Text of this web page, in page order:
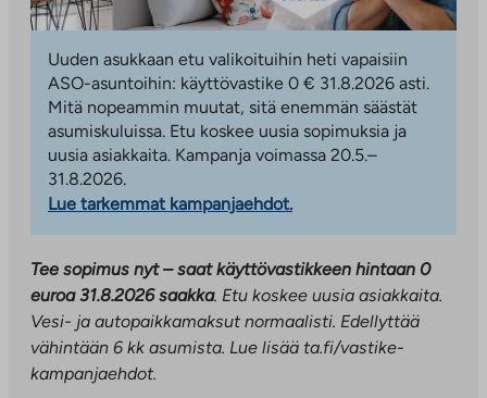
Uuden asukkaan etu valikoituihin heti vapaisiin
ASO-asuntoihin: käyttövastike 0 € 31.8.2026 asti.
Mitä nopeammin muutat, sitä enemmän säästät
asumiskuluissa. Etu koskee uusia sopimuksia ja
uusia asiakkaita. Kampanja voimassa 20.5.–
31.8.2026.
Lue tarkemmat kampanjaehdot.
Tee sopimus nyt – saat käyttövastikkeen hintaan 0
euroa 31.8.2026 saakka. Etu koskee uusia asiakkaita.
Vesi- ja autopaikkamaksut normaalisti. Edellyttää
vähintään 6 kk asumista. Lue lisää ta.fi/vastike-
kampanjaehdot.